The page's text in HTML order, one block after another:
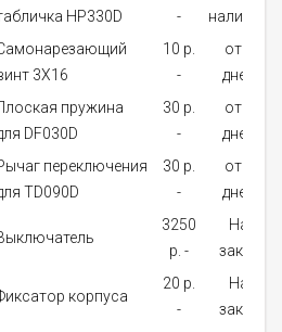
HP330D
-
наличии
3X16
10 p.
-
от 5
дней
пружина
DF030D
30 p.
-
от 5
дней
переключения
TD090D
30 p.
-
от 5
дней
3250
p. -
На
заказ
корпуса
20 p.
-
На
заказ